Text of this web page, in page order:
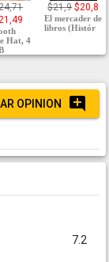
Hat, 4
$21,9 $20,8
El mercader de
libros (Histór
OPINION
7.2